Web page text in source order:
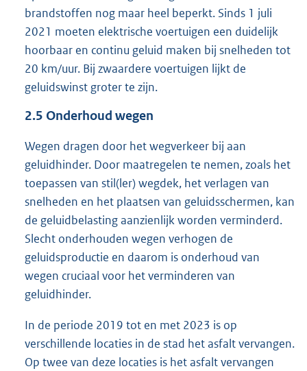
brandstoffen nog maar heel beperkt. Sinds 1 juli
2021 moeten elektrische voertuigen een duidelijk
hoorbaar en continu geluid maken bij snelheden tot
20 km/uur. Bij zwaardere voertuigen lijkt de
geluidswinst groter te zijn.
2.5 Onderhoud wegen
Wegen dragen door het wegverkeer bij aan
geluidhinder. Door maatregelen te nemen, zoals het
toepassen van stil(ler) wegdek, het verlagen van
snelheden en het plaatsen van geluidsschermen, kan
de geluidbelasting aanzienlijk worden verminderd.
Slecht onderhouden wegen verhogen de
geluidsproductie en daarom is onderhoud van
wegen cruciaal voor het verminderen van
geluidhinder.
In de periode 2019 tot en met 2023 is op
verschillende locaties in de stad het asfalt vervangen.
Op twee van deze locaties is het asfalt vervangen